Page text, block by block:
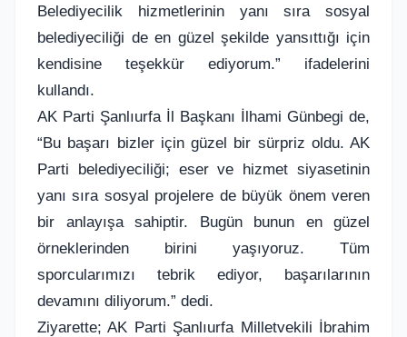
Belediyecilik hizmetlerinin yanı sıra sosyal
belediyeciliği de en güzel şekilde yansıttığı için
kendisine teşekkür ediyorum.” ifadelerini
kullandı.
AK Parti Şanlıurfa İl Başkanı İlhami Günbegi de,
“Bu başarı bizler için güzel bir sürpriz oldu. AK
Parti belediyeciliği; eser ve hizmet siyasetinin
yanı sıra sosyal projelere de büyük önem veren
bir anlayışa sahiptir. Bugün bunun en güzel
örneklerinden birini yaşıyoruz. Tüm
sporcularımızı tebrik ediyor, başarılarının
devamını diliyorum.” dedi.
Ziyarette; AK Parti Şanlıurfa Milletvekili İbrahim